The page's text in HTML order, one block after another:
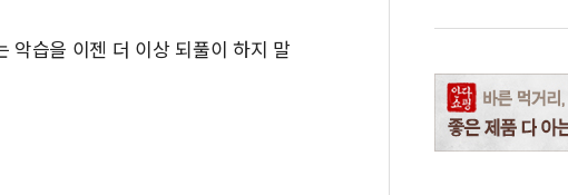
악습을 이젠 더 이상 되풀이 하지 말